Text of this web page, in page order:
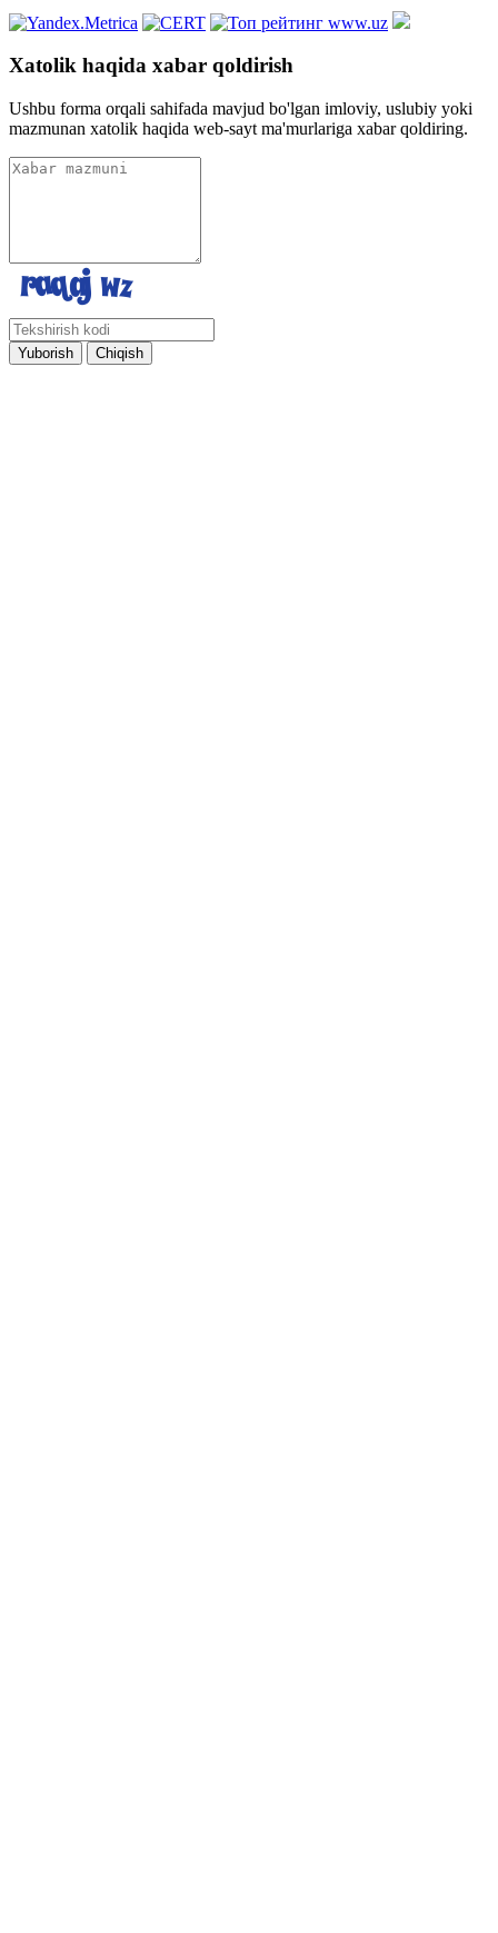
Xatolik haqida xabar qoldirish
Ushbu forma orqali sahifada mavjud bo'lgan imloviy, uslubiy yoki
mazmunan xatolik haqida web-sayt ma'murlariga xabar qoldiring.
Yuborish Chiqish